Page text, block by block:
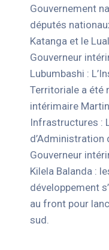
Gouvernement
députés
Katanga et le
Gouverneur
Lubumbashi :
Territoriale a été
intérimaire
Infrastructures :
d’Administration
Gouverneur
Kilela Balanda :
développement
au front pour
sud.